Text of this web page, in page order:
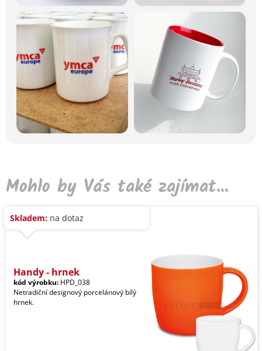
Mohlo by Vás také zajímat...
Skladem: na dotaz
Handy - hrnek
kód výrobku: HPD_038
Netradiční designový porcelánový bílý
hrnek.